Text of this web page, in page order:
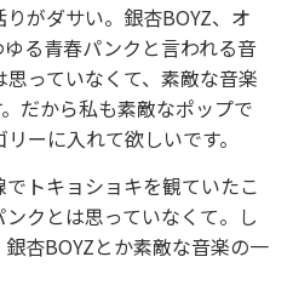
がダサい。銀杏BOYZ、オ
る青春パンクと言われる音
っていなくて、素敵な音楽
だから私も素敵なポップで
ーに入れて欲しいです。
トキョショキを観ていたこ
クとは思っていなくて。し
杏BOYZとか素敵な音楽の一